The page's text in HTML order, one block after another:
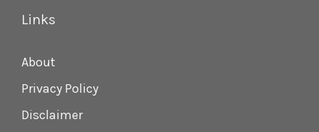
Links
About
Privacy Policy
Disclaimer